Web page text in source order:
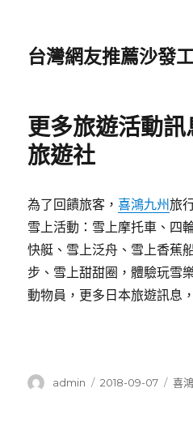
台灣網友推薦沙發
更多旅遊活動
旅遊社
為了回饋旅客，喜鴻九州旅
雪上活動：雪上摩托車、四
快艇、雪上泛舟、雪上香蕉
步、雪上甜甜圈，體驗玩雪
動物員，更多日本旅遊訊息
作
admin
發
2018-09-07
分
喜